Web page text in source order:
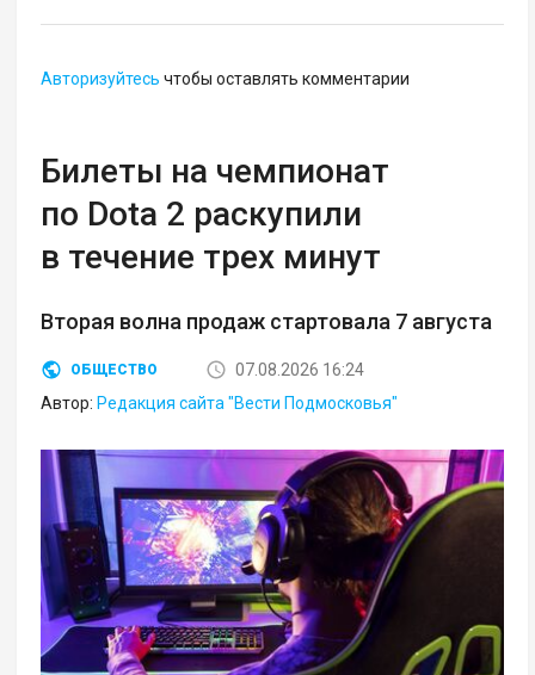
Авторизуйтесь чтобы оставлять комментарии
Билеты на чемпионат
по Dota 2 раскупили
в течение трех минут
Вторая волна продаж стартовала 7 августа
ОБЩЕСТВО
07.08.2026 16:24
Автор: Редакция сайта "Вести Подмосковья"